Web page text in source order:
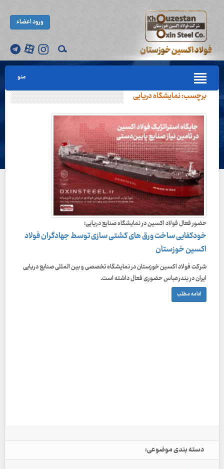
ورود اعضاء
منو
برچسب:نمایشگاه دریایی
حضور فعال فولاد اکسین در نمایشگاه صنایع دریایی؛
خودکفایی ساخت ورق های کشتی سازی توسط جهادگران فولاد
اکسین خوزستان
شرکت فولاد اکسین خوزستان در نمایشگاه تخصصی و بین المللی صنایع دریایی
ایران در بندرعباس حضوری فعال داشته است.
ادامه مطلب
دسته بندی موضوعی: